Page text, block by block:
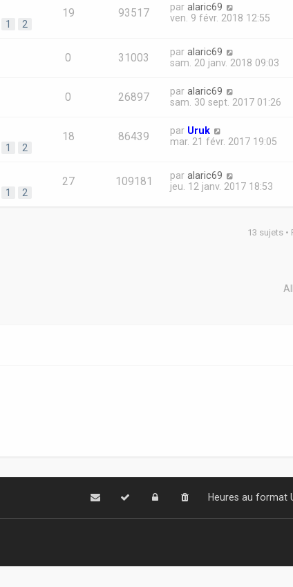
1 2
19 93517 par alaric69
ven. 9 févr. 2018 12:55
0 31003 par alaric69
sam. 20 janv. 2018 09:03
0 26897 par alaric69
sam. 30 sept. 2017 01:26
1 2
18 86439 par Uruk
mar. 21 févr. 2017 19:05
1 2
27 109181 par alaric69
jeu. 12 janv. 2017 18:53
13 sujets •
Heures au format